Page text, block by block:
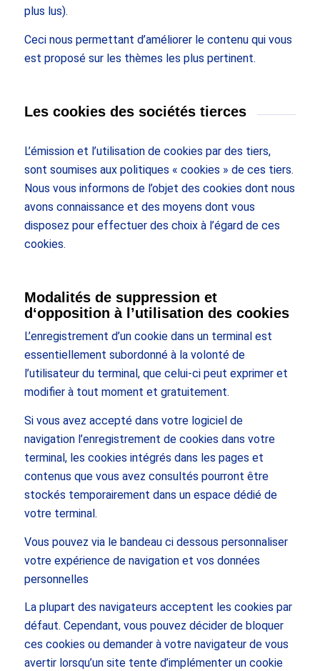
plus lus).
Ceci nous permettant d’améliorer le contenu qui vous
est proposé sur les thèmes les plus pertinent.
Les cookies des sociétés tierces
L’émission et l’utilisation de cookies par des tiers,
sont soumises aux politiques « cookies » de ces tiers.
Nous vous informons de l’objet des cookies dont nous
avons connaissance et des moyens dont vous
disposez pour effectuer des choix à l’égard de ces
cookies.
Modalités de suppression et
d‘opposition à l’utilisation des cookies
L’enregistrement d’un cookie dans un terminal est
essentiellement subordonné à la volonté de
l’utilisateur du terminal, que celui-ci peut exprimer et
modifier à tout moment et gratuitement.
Si vous avez accepté dans votre logiciel de
navigation l’enregistrement de cookies dans votre
terminal, les cookies intégrés dans les pages et
contenus que vous avez consultés pourront être
stockés temporairement dans un espace dédié de
votre terminal.
Vous pouvez via le bandeau ci dessous personnaliser
votre expérience de navigation et vos données
personnelles
La plupart des navigateurs acceptent les cookies par
défaut. Cependant, vous pouvez décider de bloquer
ces cookies ou demander à votre navigateur de vous
avertir lorsqu’un site tente d’implémenter un cookie